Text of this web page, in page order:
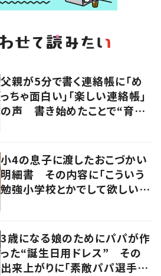
父親が5分で書く連絡帳に「め
っちゃ面白い」「楽しい連絡帳」
の声 書き始めたことで“育児
小4の息子に渡したおこづかい
明細書 その内容に「こういう
勉強小学校とかでして欲しい」
3歳になる娘のためにパパが作
った“誕生日用ドレス” その
出来上がりに「素敵パパ選手権